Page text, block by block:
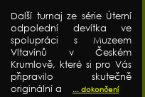
Další turnaj ze série Úterní
odpolední devítka ve
spolupráci s Muzeem
Vltavínů v Českém
Krumlově, které si pro Vás
připravilo skutečně
originální a
... dokončení